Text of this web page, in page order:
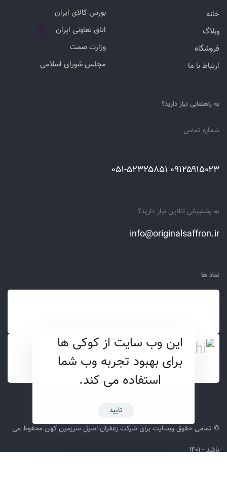
خانه
وبلاگ
فروشگاه
ارتباط با ما
بورس کالای ایران
اتاق تعاونی ایران
۳
وزارت صمت
مجلس شورای اسلامی
به راهنمایی نیاز دارید؟
شماره تماس
۰۹۱۲۵۹۱۵۰۲۳ ۰۵۱-۵۲۳۲۵۸۵۱
به پشتیبانی آنلاین نیاز دارید؟
info@originalsaffron.ir
نماد ها
© تمامی حقوق وبسایت برای شرکت زعفران اصیل سرزمین کهن محفوظ می
باشد - ۱۴۰۱
این وب سایت از کوکی ها
برای بهبود تجربه وب شما
استفاده می کند.
تایید